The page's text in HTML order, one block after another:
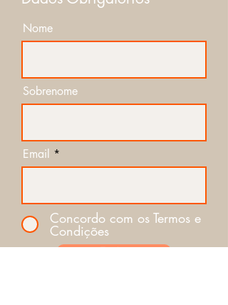
Nome
Sobrenome
Email
Concordo com os Termos e
Condições
Enviar